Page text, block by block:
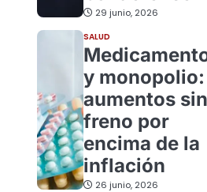
29 junio, 2026
SALUD
y monopolio:
aumentos sin
freno por
encima de la
inflación
26 junio, 2026